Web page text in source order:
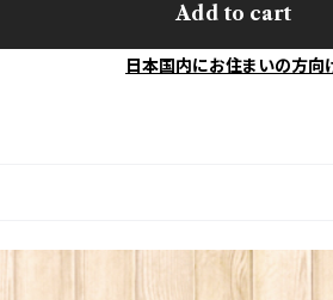
Add to cart
日本国内にお住まいの方向